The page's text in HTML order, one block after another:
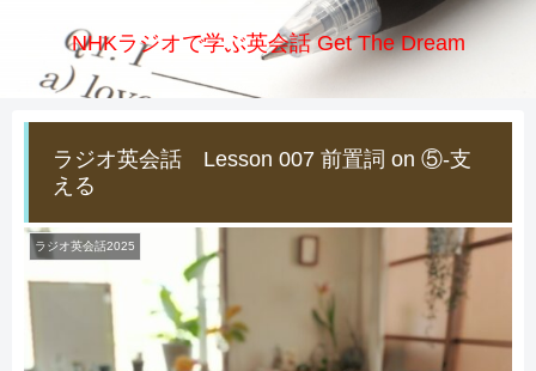
NHKラジオで学ぶ英会話 Get The Dream
ラジオ英会話 Lesson 007 前置詞 on ⑤-支
える
ラジオ英会話2025